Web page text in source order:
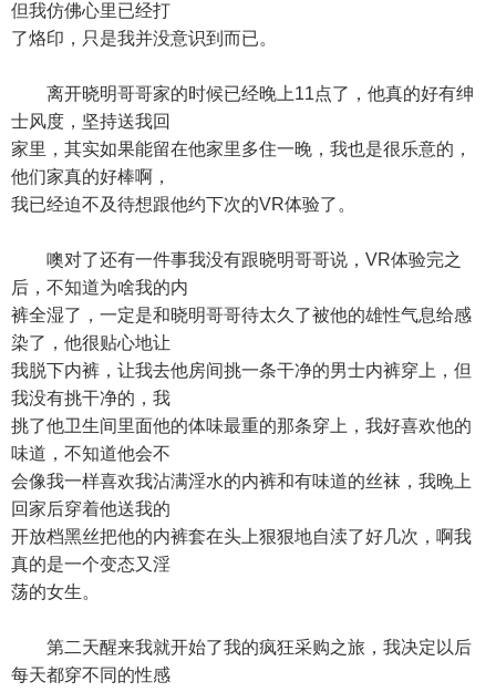
但我仿佛心里已经打
了烙印，只是我并没意识到而已。
离开晓明哥哥家的时候已经晚上11点了，他真的好有绅
士风度，坚持送我回
家里，其实如果能留在他家里多住一晚，我也是很乐意的，
他们家真的好棒啊，
我已经迫不及待想跟他约下次的VR体验了。
噢对了还有一件事我没有跟晓明哥哥说，VR体验完之
后，不知道为啥我的内
裤全湿了，一定是和晓明哥哥待太久了被他的雄性气息给感
染了，他很贴心地让
我脱下内裤，让我去他房间挑一条干净的男士内裤穿上，但
我没有挑干净的，我
挑了他卫生间里面他的体味最重的那条穿上，我好喜欢他的
味道，不知道他会不
会像我一样喜欢我沾满淫水的内裤和有味道的丝袜，我晚上
回家后穿着他送我的
开放档黑丝把他的内裤套在头上狠狠地自渎了好几次，啊我
真的是一个变态又淫
荡的女生。
第二天醒来我就开始了我的疯狂采购之旅，我决定以后
每天都穿不同的性感